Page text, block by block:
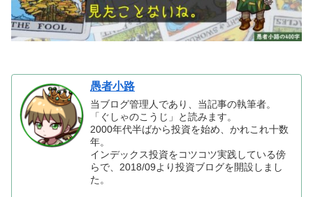
愚者小路
当ブログ管理人であり、当記事の執筆者。
「ぐしゃのこうじ」と読みます。
2000年代半ばから投資を始め、かれこれ十数
年。
インデックス投資をコツコツ実践している傍
らで、2018/09より投資ブログを開設しまし
た。